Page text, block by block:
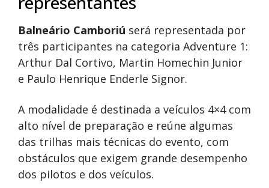
Balneário Camboriú será representada por
três participantes na categoria Adventure 1:
Arthur Dal Cortivo, Martin Homechin Junior
e Paulo Henrique Enderle Signor.
A modalidade é destinada a veículos 4×4 com
alto nível de preparação e reúne algumas
das trilhas mais técnicas do evento, com
obstáculos que exigem grande desempenho
dos pilotos e dos veículos.